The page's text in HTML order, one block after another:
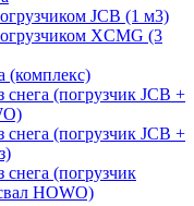
JCB (1 м3)
XCMG (3
(комплекс)
снега (погрузчик JCB +
снега (погрузчик JCB +
снега (погрузчик
HOWO)